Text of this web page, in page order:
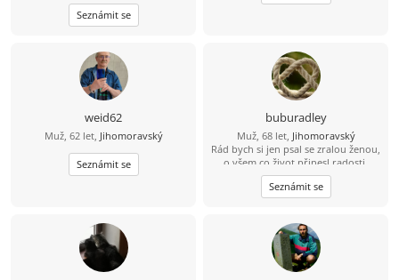
Seznámit se
weid62
Muž, 62 let, Jihomoravský
Seznámit se
buburadley
Muž, 68 let, Jihomoravský
Rád bych si jen psal se zralou ženou,
o všem co život přinesl radosti,
zklamání - i o sexu a zkušenostech s
partnery, Touhách a tajných
nesplněných přáních - zatím však jen
Seznámit se